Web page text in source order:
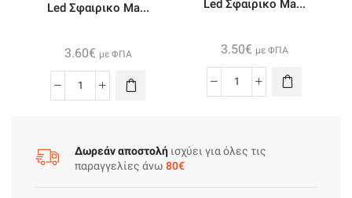
Led Σφαιρικο Ma...
3.60€ με ΦΠΑ
Led
Ε27
6w
Led Σφαιρικο Ma...
3.50€ με ΦΠΑ
Led
Ε27
Δωρεάν αποστολή ισχύει για όλες τις
παραγγελίες άνω 80€